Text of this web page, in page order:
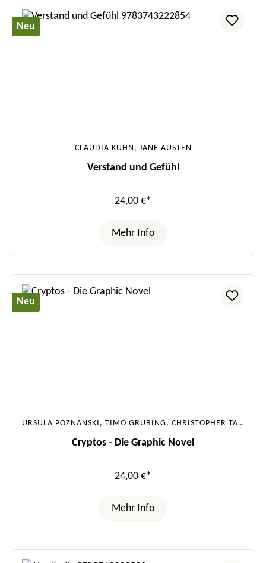
Neu
CLAUDIA KÜHN, JANE AUSTEN
Verstand und Gefühl
24,00 €*
Mehr Info
Neu
URSULA POZNANSKI, TIMO GRUBING, CHRISTOPHER TAUBER
Cryptos - Die Graphic Novel
24,00 €*
Mehr Info